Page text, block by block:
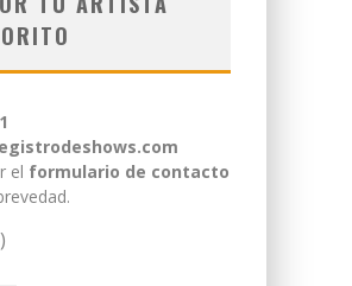
el formulario de contacto